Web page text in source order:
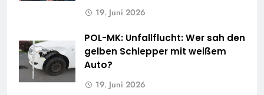
19. Juni 2026
POL-MK: Unfallflucht: Wer sah den
gelben Schlepper mit weißem
Auto?
19. Juni 2026